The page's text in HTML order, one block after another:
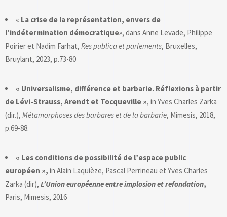
« La crise de la représentation, envers de
l’indétermination démocratique», dans Anne Levade, Philippe
Poirier et Nadim Farhat, Res publica et parlements, Bruxelles,
Bruylant, 2023, p.73-80
« Universalisme, différence et barbarie. Réflexions à partir
de Lévi-Strauss, Arendt et Tocqueville », in Yves Charles Zarka
(dir.), Métamorphoses des barbares et de la barbarie, Mimesis, 2018,
p.69-88.
« Les conditions de possibilité de l’espace public
européen », in Alain Laquièze, Pascal Perrineau et Yves Charles
Zarka (dir), L’Union européenne entre implosion et refondation,
Paris, Mimesis, 2016